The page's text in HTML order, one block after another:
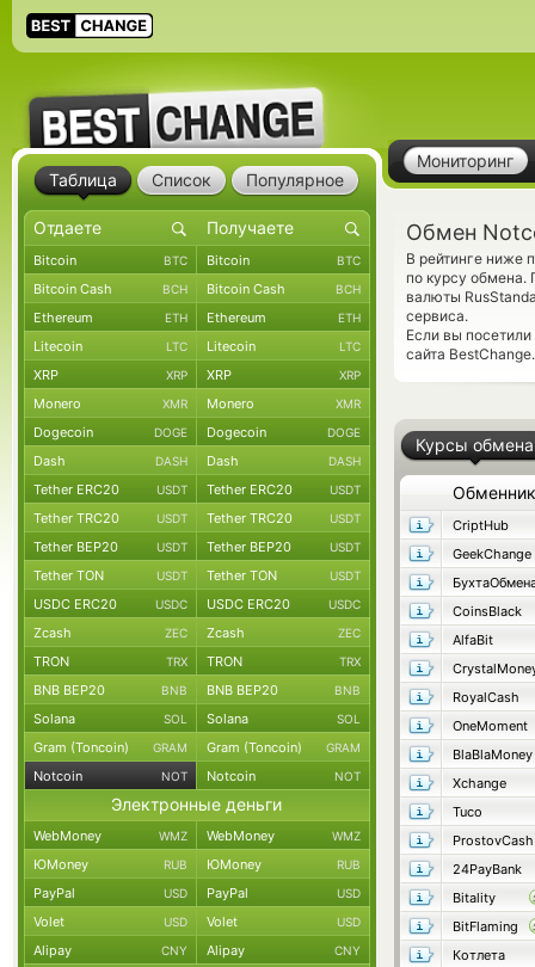
Мониторинг
Обмен
В рейтинге ниже
по курсу обмена.
валюты
сервиса.
Если вы
сайта
Курсы обмена
Обменник
CriptHub
GeekChange
CoinsBlack
AlfaBit
RoyalCash
OneMoment
BlaBlaMoney
Xchange
Tuco
ProstovCash
24PayBank
Bitality
BitFlaming
Котлета
Таблица Список Популярное
Bitcoin BTC Bitcoin BTC
Bitcoin Cash BCH Bitcoin Cash BCH
Ethereum ETH Ethereum ETH
Litecoin LTC Litecoin LTC
XRP XRP XRP XRP
Monero XMR Monero XMR
Dogecoin DOGE Dogecoin DOGE
Dash DASH Dash DASH
Tether ERC20 USDT Tether ERC20 USDT
Tether TRC20 USDT Tether TRC20 USDT
Tether BEP20 USDT Tether BEP20 USDT
Tether TON USDT Tether TON USDT
USDC ERC20 USDC USDC ERC20 USDC
Zcash ZEC Zcash ZEC
TRON TRX TRON TRX
BNB BEP20 BNB BNB BEP20 BNB
Solana SOL Solana SOL
Gram (Toncoin) GRAM Gram (Toncoin) GRAM
Notcoin NOT Notcoin NOT
Электронные деньги
WebMoney WMZ WebMoney WMZ
ЮMoney RUB ЮMoney RUB
PayPal USD PayPal USD
Volet USD Volet USD
Alipay CNY Alipay CNY